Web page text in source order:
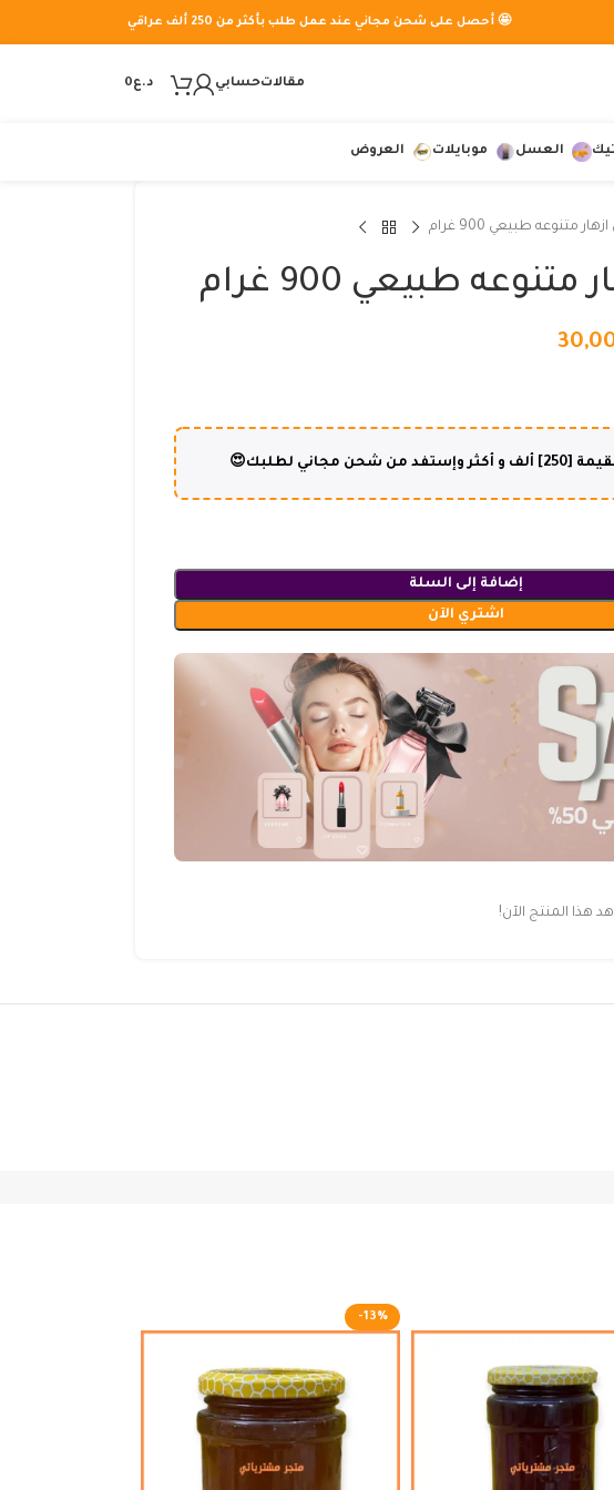
🤩 أحصل على شحن مجاني عند عمل طلب بأكثر من 250 ألف عراقي
مقالاتحسابي د.ع0
العسل موبايلات العروض
متنوعه طبيعي 900 غرام
طبيعي 900 غرام
مجاني لطلبك😍
إضافة إلى السلة
اشتري الآن
المنتج الآن!
-13%